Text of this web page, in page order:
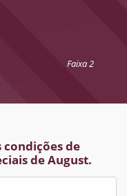
Faixa 2
condições de
de August.